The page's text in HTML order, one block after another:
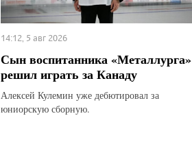
14:12, 5 авг 2026
Сын воспитанника «Металлурга»
решил играть за Канаду
Алексей Кулемин уже дебютировал за
юниорскую сборную.